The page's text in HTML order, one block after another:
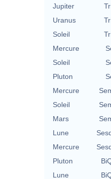
Jupiter
Uranus
Soleil
Mercure
Soleil
Pluton
Mercure
Soleil
Mars
Lune
Mercure
Pluton
Lune